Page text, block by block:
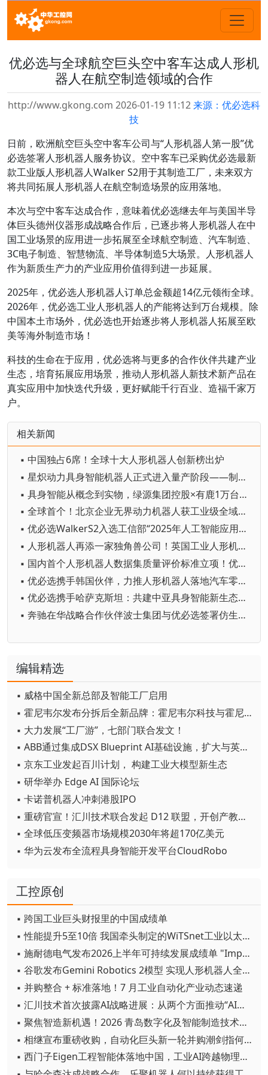
优必选与全球航空巨头空中客车达成人形机
器人在航空制造领域的合作
http://www.gkong.com 2026-01-19 11:12来源：优必选科
技
日前，欧洲航空巨头空中客车公司与“人形机器人第一股”优
必选签署人形机器人服务协议。空中客车已采购优必选最新
款工业版人形机器人Walker S2用于其制造工厂，未来双方
将共同拓展人形机器人在航空制造场景的应用落地。
本次与空中客车达成合作，意味着优必选继去年与美国半导
体巨头德州仪器形成战略合作后，已逐步将人形机器人在中
国工业场景的应用进一步拓展至全球航空制造、汽车制造、
3C电子制造、智慧物流、半导体制造5大场景。人形机器人
作为新质生产力的产业应用价值得到进一步延展。
2025年，优必选人形机器人订单总金额超14亿元领衔全球。
2026年，优必选工业人形机器人的产能将达到万台规模。除
中国本土市场外，优必选也开始逐步将人形机器人拓展至欧
美等海外制造市场！
科技的生命在于应用，优必选将与更多的合作伙伴共建产业
生态，培育拓展应用场景，推动人形机器人新技术新产品在
真实应用中加快迭代升级，更好赋能千行百业、造福千家万
户。
相关新闻
▪ 中国独占6席！全球十大人形机器人创新榜出炉
▪ 星炽动力具身智能机器人正式进入量产阶段——制造体系完成从验证到交付的关键跨越
▪ 具身智能从概念到实物，绿源集团控股×有鹿1万台首批量产交付落地
▪ 全球首个！北京企业无界动力机器人获工业级全域CE认证
▪ 优必选WalkerS2入选工信部“2025年人工智能应用典型案例”
▪ 人形机器人再添一家独角兽公司！英国工业人形机器人初创公司Humanoid融资1.33亿欧元
▪ 国内首个人形机器人数据集质量评价标准立项！优必选已领衔制定八项人形机器人国行标
▪ 优必选携手韩国伙伴，力推人形机器人落地汽车零部件制造场景
▪ 优必选携手哈萨克斯坦：共建中亚具身智能新生态，打造“一带一路”科技走廊
▪ 奔驰在华战略合作伙伴波士集团与优必选签署仿生人形机器人销售战略合作协议
编辑精选
▪ 威格中国全新总部及智能工厂启用
▪ 霍尼韦尔发布分拆后全新品牌：霍尼韦尔科技与霍尼韦尔航空航天
▪ 大力发展“工厂游”，七部门联合发文！
▪ ABB通过集成DSX Blueprint AI基础设施，扩大与英伟达的合作
▪ 京东工业发起百川计划， 构建工业大模型新生态
▪ 研华举办 Edge AI 国际论坛
▪ 卡诺普机器人冲刺港股IPO
▪ 重磅官宣！汇川技术联合发起 D12 联盟，开创产教融合新范式
▪ 全球低压变频器市场规模2030年将超170亿美元
▪ 华为云发布全流程具身智能开发平台CloudRobo
工控原创
▪ 跨国工业巨头财报里的中国成绩单
▪ 性能提升5至10倍 我国牵头制定的WiTSnet工业以太网国际标准正式发布
▪ 施耐德电气发布2026上半年可持续发展成绩单 "Impact 2030"路线图开局稳健
▪ 谷歌发布Gemini Robotics 2模型 实现人形机器人全身智能控制突破
▪ 并购整合 + 标准落地！7 月工业自动化产业动态速递
▪ 汇川技术首次披露AI战略进展：从两个方面推动“AI业务化”落地
▪ 聚焦智造新机遇！2026 青岛数字化及智能制造技术论坛圆满落幕
▪ 相继宣布重磅收购，自动化巨头新一轮并购潮剑指何方？
▪ 西门子Eigen工程智能体落地中国，工业AI跨越物理世界“确定性”拐点